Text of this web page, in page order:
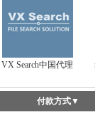
VX Search中国代理
付款方式▼